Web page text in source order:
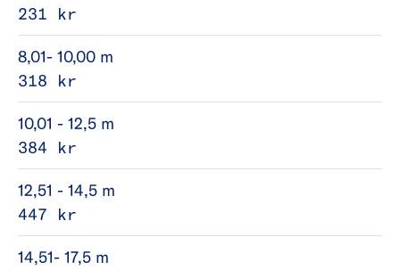
231 kr
8,01- 10,00 m
318 kr
10,01 - 12,5 m
384 kr
12,51 - 14,5 m
447 kr
14,51- 17,5 m